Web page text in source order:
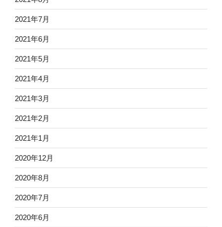
2021年7月
2021年6月
2021年5月
2021年4月
2021年3月
2021年2月
2021年1月
2020年12月
2020年8月
2020年7月
2020年6月